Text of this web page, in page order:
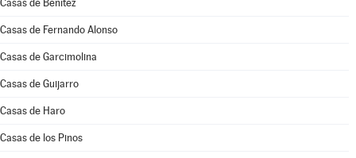
Casas de Benítez
Casas de Fernando Alonso
Casas de Garcimolina
Casas de Guijarro
Casas de Haro
Casas de los Pinos